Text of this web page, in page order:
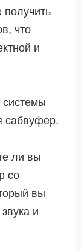
получить
что
и
системы
сабвуфер.
ли вы
со
вы
и